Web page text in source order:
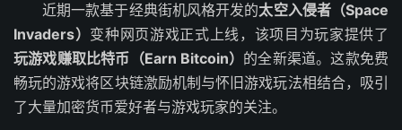
近期一款基于经典街机风格开发的太空入侵者（Space
Invaders） 变种网页游戏正式上线，该项目为玩家提供了
玩游戏赚取比特币（Earn Bitcoin） 的全新渠道。这款免费
畅玩的游戏将区块链激励机制与怀旧游戏玩法相结合，吸引
了大量加密货币爱好者与游戏玩家的关注。